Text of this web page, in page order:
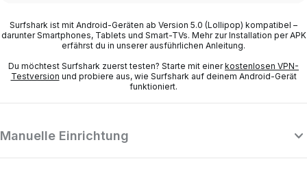
Surfshark ist mit Android-Geräten ab Version 5.0 (Lollipop) kompatibel –
darunter Smartphones, Tablets und Smart-TVs. Mehr zur Installation per APK
erfährst du in unserer ausführlichen Anleitung.
Du möchtest Surfshark zuerst testen? Starte mit einerkostenlosen VPN-
Testversion und probiere aus, wie Surfshark auf deinem Android-Gerät
funktioniert.
Manuelle Einrichtung